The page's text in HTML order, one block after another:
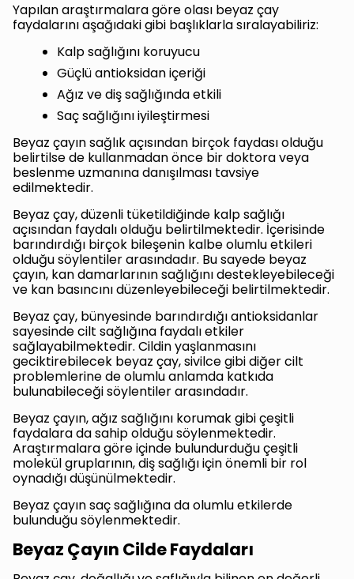
Yapılan araştırmalara göre olası beyaz çay
faydalarını aşağıdaki gibi başlıklarla sıralayabiliriz:
Kalp sağlığını koruyucu
Güçlü antioksidan içeriği
Ağız ve diş sağlığında etkili
Saç sağlığını iyileştirmesi
Beyaz çayın sağlık açısından birçok faydası olduğu
belirtilse de kullanmadan önce bir doktora veya
beslenme uzmanına danışılması tavsiye
edilmektedir.
Beyaz çay, düzenli tüketildiğinde kalp sağlığı
açısından faydalı olduğu belirtilmektedir. İçerisinde
barındırdığı birçok bileşenin kalbe olumlu etkileri
olduğu söylentiler arasındadır. Bu sayede beyaz
çayın, kan damarlarının sağlığını destekleyebileceği
ve kan basıncını düzenleyebileceği belirtilmektedir.
Beyaz çay, bünyesinde barındırdığı antioksidanlar
sayesinde cilt sağlığına faydalı etkiler
sağlayabilmektedir. Cildin yaşlanmasını
geciktirebilecek beyaz çay, sivilce gibi diğer cilt
problemlerine de olumlu anlamda katkıda
bulunabileceği söylentiler arasındadır.
Beyaz çayın, ağız sağlığını korumak gibi çeşitli
faydalara da sahip olduğu söylenmektedir.
Araştırmalara göre içinde bulundurduğu çeşitli
molekül gruplarının, diş sağlığı için önemli bir rol
oynadığı düşünülmektedir.
Beyaz çayın saç sağlığına da olumlu etkilerde
bulunduğu söylenmektedir.
Beyaz Çayın Cilde Faydaları